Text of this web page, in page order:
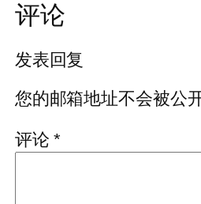
评论
发表回复
您的邮箱地址不会被公开
评论*